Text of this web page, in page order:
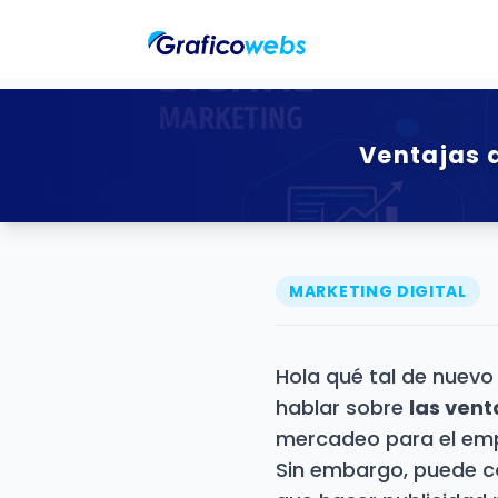
Ventajas
MARKETING DIGITAL
Hola qué tal de
hablar sobre las
mercadeo para el
Sin embargo, puede